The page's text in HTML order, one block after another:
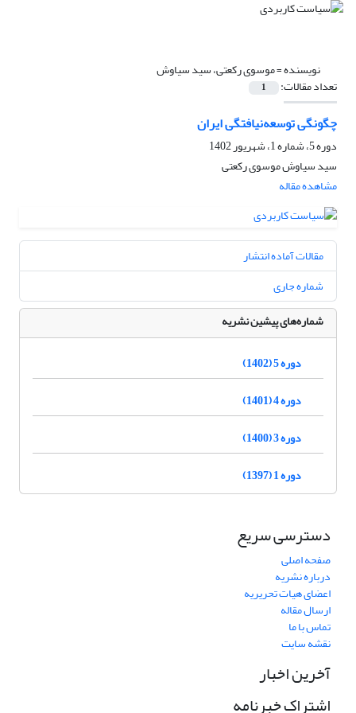
نویسنده =موسوی رکعتی، سید سیاوش
تعداد مقالات: 1
چگونگی توسعه‌نیافتگی ایران
دوره 5، شماره 1، شهریور 1402
سید سیاوش موسوی رکعتی
مشاهده مقاله
مقالات آماده انتشار
شماره جاری
شماره‌های پیشین نشریه
دوره 5 (1402)
دوره 4 (1401)
دوره 3 (1400)
دوره 1 (1397)
دسترسی سریع
صفحه اصلی
درباره نشریه
اعضای هیات تحریریه
ارسال مقاله
تماس با ما
نقشه سایت
آخرین اخبار
اشتراک خبرنامه